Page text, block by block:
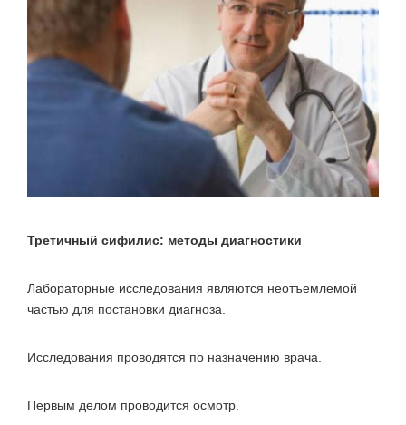
Третичный сифилис: методы диагностики
Лабораторные исследования являются неотъемлемой
частью для постановки диагноза.
Исследования проводятся по назначению врача.
Первым делом проводится осмотр.